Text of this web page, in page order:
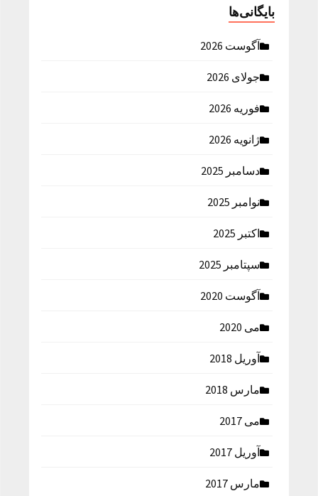
بایگانی‌ها
آگوست 2026
جولای 2026
فوریه 2026
ژانویه 2026
دسامبر 2025
نوامبر 2025
اکتبر 2025
سپتامبر 2025
آگوست 2020
می 2020
آوریل 2018
مارس 2018
می 2017
آوریل 2017
مارس 2017